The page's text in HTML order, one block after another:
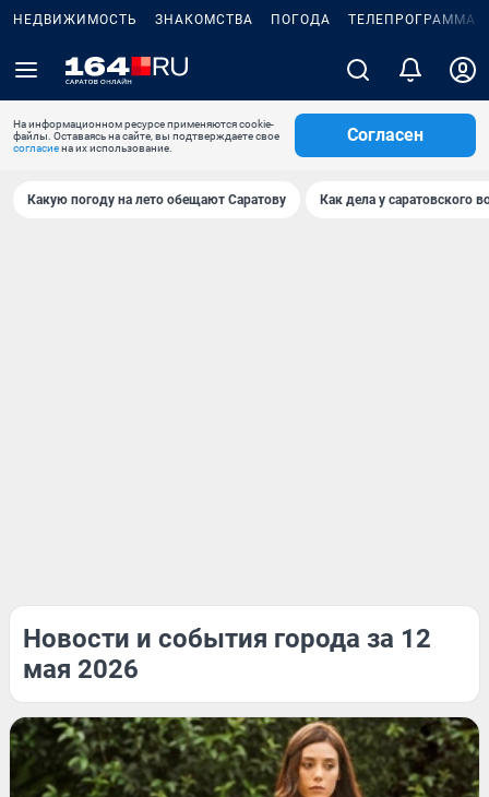
НЕДВИЖИМОСТЬ ЗНАКОМСТВА ПОГОДА ТЕЛЕПРОГРАММА
На информационном ресурсе применяются cookie-
файлы. Оставаясь на сайте, вы подтверждаете свое
согласиена их использование.
Согласен
Какую погоду на лето обещают Саратову Как дела у саратовского
Новости и события города за 12
мая 2026